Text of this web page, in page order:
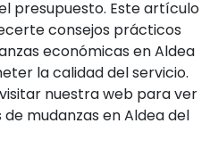
presupuesto. Este artículo
consejos prácticos
económicas en Aldea
la calidad del servicio.
nuestra web para ver
mudanzas en Aldea del